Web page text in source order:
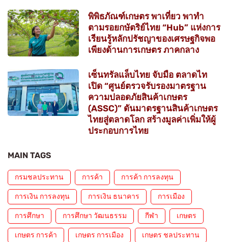
พิพิธภัณฑ์เกษตร พาเที่ยว พาทำ
ตามรอยกษัตริย์ไทย “Hub” แห่งการ
เรียนรู้หลักปรัชญาของเศรษฐกิจพอ
เพียงด้านการเกษตร ภาคกลาง
เซ็นทรัลแล็บไทย จับมือ ตลาดไท
เปิด “ศูนย์ตรวจรับรองมาตรฐาน
ความปลอดภัยสินค้าเกษตร
(ASSC)” ดันมาตรฐานสินค้าเกษตร
ไทยสู่ตลาดโลก สร้างมูลค่าเพิ่มให้ผู้
ประกอบการไทย
MAIN TAGS
กรมชลประทาน การค้า การค้า การลงทุน
การเงิน การลงทุน การเงิน ธนาคาร การเมือง
การศึกษา การศึกษา วัฒนธรรม กีฬา เกษตร
เกษตร การค้า เกษตร การเมือง เกษตร ชลประทาน